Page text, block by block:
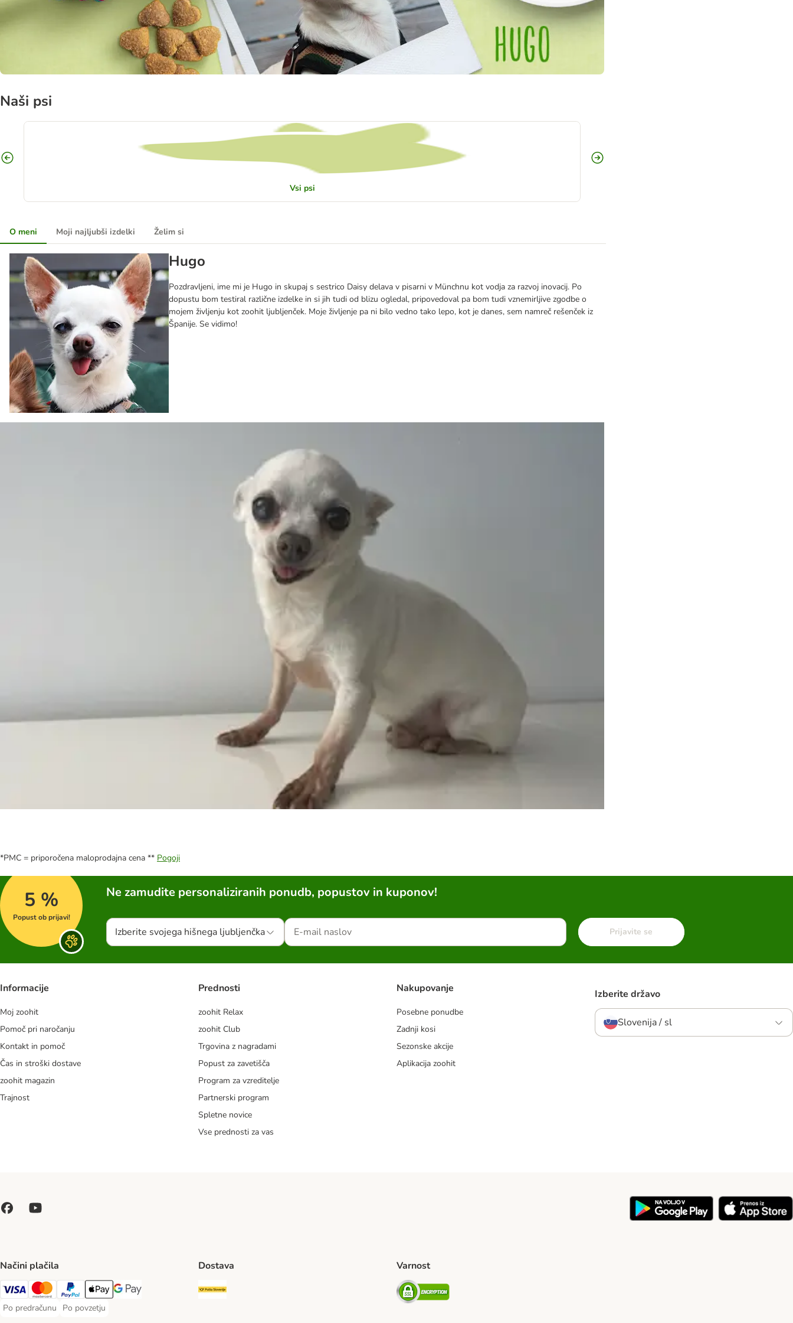
Naši psi
Vsi psi
O meni Moji najljubši izdelki Želim si
Hugo
Pozdravljeni, ime mi je Hugo in skupaj s sestrico Daisy delava v pisarni v Münchnu kot vodja za razvoj inovacij. Po
dopustu bom testiral različne izdelke in si jih tudi od blizu ogledal, pripovedoval pa bom tudi vznemirljive zgodbe o
mojem življenju kot zoohit ljubljenček. Moje življenje pa ni bilo vedno tako lepo, kot je danes, sem namreč rešenček iz
Španije. Se vidimo!
*PMC = priporočena maloprodajna cena ** Pogoji
5 %
Popust ob prijavi!
Ne zamudite personaliziranih ponudb, popustov in kuponov!
Izberite svojega hišnega ljubljenčka Prijavite se
Informacije
Moj zoohit
Pomoč pri naročanju
Kontakt in pomoč
Čas in stroški dostave
zoohit magazin
Trajnost
Prednosti
zoohit Relax
zoohit Club
Trgovina z nagradami
Popust za zavetišča
Program za vzreditelje
Partnerski program
Spletne novice
Vse prednosti za vas
Nakupovanje
Posebne ponudbe
Zadnji kosi
Sezonske akcije
Aplikacija zoohit
Izberite državo
Slovenija / sl
Načini plačila
Visa Payment Method
MasterCard Payment Method
PayPal Payment Method
Apple Pay Payment Method
Google pay Payment Method
Po predračunu
Po predračunu Payment Method
Po povzetju
Po povzetju Payment Method
Dostava
Pošta Slovenije Shipping Method
Varnost
Security